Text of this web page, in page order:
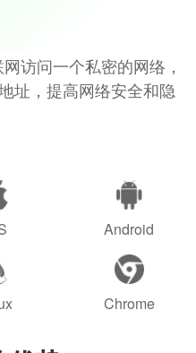
访问一个私密的网络，
址，提高网络安全和隐
Android
Chrome